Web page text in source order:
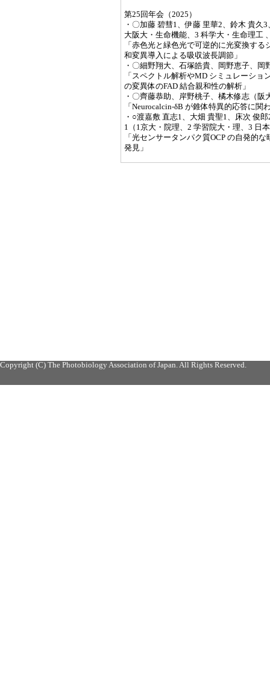
第25回年会（2025）
・〇加藤 碧彗1、伊藤 里華2、鈴木 貴久
大阪大・生命機能、3 科学大・生命理工
「赤色光と緑色光で可逆的に光変換す
和変異導入による吸収波長調節」
・〇細野翔大、石塚皓貴、岡野恵子、
「スペクトル解析やMD シミュレーシ
の変異体のFAD 結合親和性の解析」
・〇齊藤恭助、岸野桃子、橘木修志（阪
「Neurocalcin-δB が錐体特異的応答に関
・○渡嘉敷 直志1、大畑 貴聖1、床次 俊
1（1京大・院理、2 学習院大・理、3 日
「光センサータンパク質OCP の自発的
発見」
Copyright (C) The Photobiology Association of Japan. All Rights Reserved.